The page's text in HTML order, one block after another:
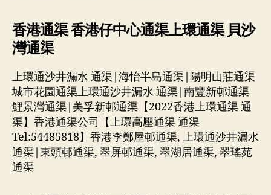
香港通渠 香港仔中心通渠上環通渠 貝沙
灣通渠
上環通沙井漏水 通渠|海怡半島通渠|陽明山莊通渠
城市花園通渠上環通沙井漏水 通渠|南豐新邨通渠
鯉景灣通渠|美孚新邨通渠【2022香港上環通渠 通
渠】香港通渠公司【上環高壓通渠 通渠
Tel:54485818】香港李鄭屋邨通渠, 上環通沙井漏水
通渠|東頭邨通渠, 翠屏邨通渠, 翠湖居通渠, 翠瑤苑
通渠